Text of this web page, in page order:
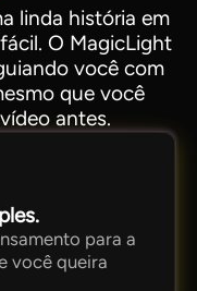
linda história em
O MagicLight
você com
que você
antes.
para a
você queira